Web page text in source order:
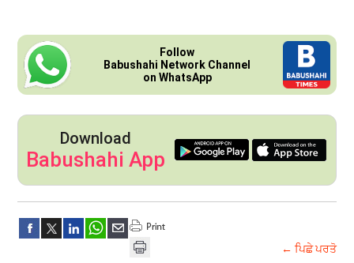
Follow
Babushahi Network Channel
on WhatsApp
Download
Babushahi App
← ਪਿਛੇ ਪਰਤੋ